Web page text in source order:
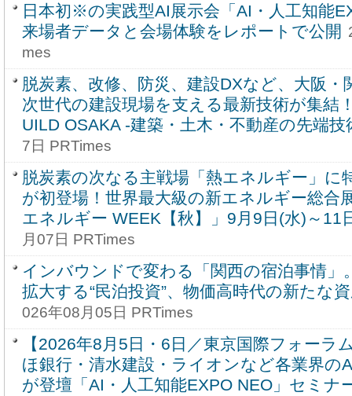
日本初※の実践型AI展示会「AI・人工知能
来場者データと会場体験をレポートで公開
mes
脱炭素、改修、防災、建設DXなど、大阪
次世代の建設現場を支える最新技術が集結
UILD OSAKA -建築・土木・不動産の先端技
7日 PRTimes
脱炭素の次なる主戦場「熱エネルギー」に
が初登場！世界最大級の新エネルギー総合
エネルギー WEEK【秋】」9月9日(水)～11
月07日 PRTimes
インバウンドで変わる「関西の宿泊事情」
拡大する“民泊投資”、物価高時代の新たな
026年08月05日 PRTimes
【2026年8月5日・6日／東京国際フォーラ
ほ銀行・清水建設・ライオンなど各業界の
が登壇「AI・人工知能EXPO NEO」セミナ